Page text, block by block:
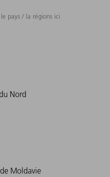
pays / la régions ici